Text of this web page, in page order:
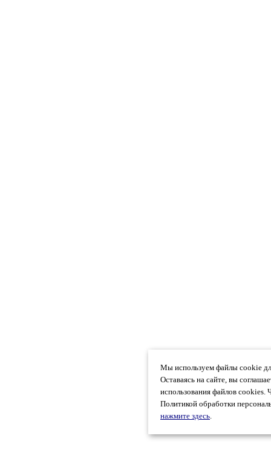
Мы используем файлы cookie
Оставаясь на сайте, вы
использования файлов cookies.
Политикой обработки
нажмите здесь.